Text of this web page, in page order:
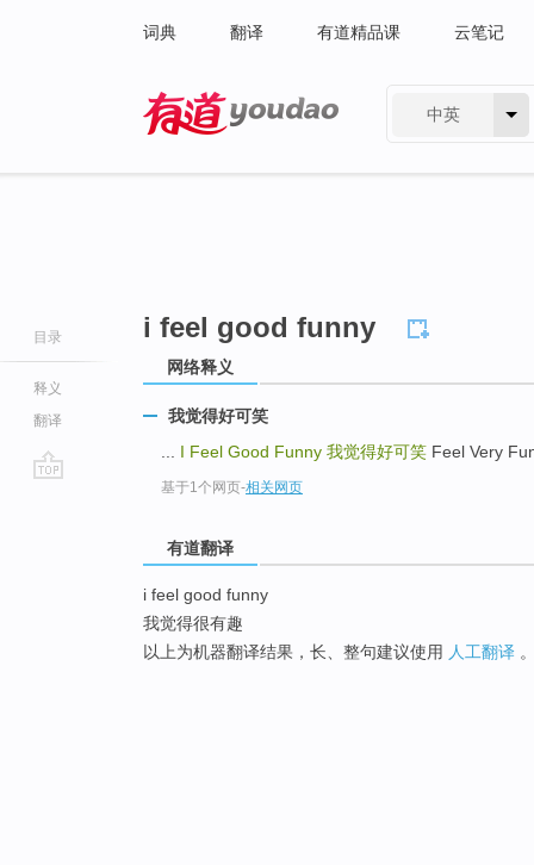
词典 翻译 有道精品课 云笔记
中英
目录
释义
翻译
i feel good funny
网络释义
我觉得好可笑
I Feel Good Funny 我觉得好可笑 Feel Very
基于1个网页-相关网页
有道翻译
i feel good funny
我觉得很有趣
以上为机器翻译结果，长、整句建议使用 人工翻译